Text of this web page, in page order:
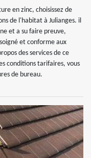
en zinc, choisissez de
de l'habitat à Julianges. il
et a su faire preuve,
et conforme aux
des services de ce
conditions tarifaires, vous
de bureau.